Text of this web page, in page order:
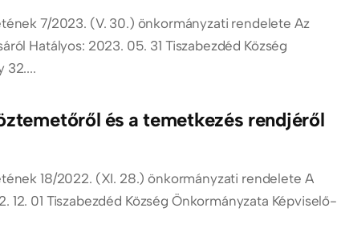
7/2023. (V. 30.) önkormányzati rendelete Az
Hatályos: 2023. 05. 31 Tiszabezdéd Község
32....
és a temetkezés rendjéről
18/2022. (XI. 28.) önkormányzati rendelete A
01 Tiszabezdéd Község Önkormányzata Képviselő-